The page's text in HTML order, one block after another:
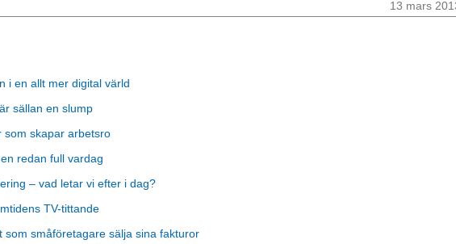
13 mars
i en allt mer digital värld
sällan en slump
som skapar arbetsro
redan full vardag
– vad letar vi efter i dag?
TV-tittande
som småföretagare sälja sina fakturor